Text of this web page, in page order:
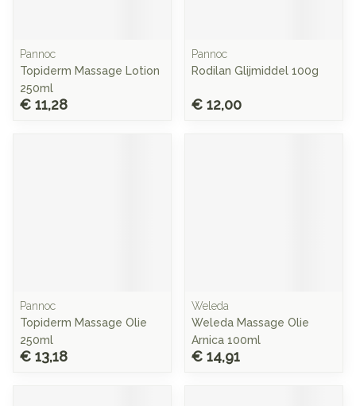
Pannoc
Topiderm Massage Lotion
250ml
€ 11,28
Pannoc
Rodilan Glijmiddel 100g
€ 12,00
Pannoc
Topiderm Massage Olie
250ml
€ 13,18
Weleda
Weleda Massage Olie
Arnica 100ml
€ 14,91